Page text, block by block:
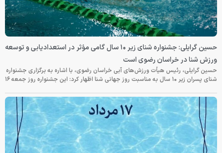
حسین گرایلی: جشنواره شنای زیر ۱۰ سال گامی مؤثر در استعدادیابی و توسعه
ورزش شنا در خراسان رضوی است
حسین گرایلی، رئیس هیأت ورزش‌های آبی خراسان رضوی، با اشاره به برگزاری جشنواره
شنای پسران زیر ۱۰ سال به مناسبت روز جهانی شنا اظهار کرد: این جشنواره روز جمعه‌ ۱۶